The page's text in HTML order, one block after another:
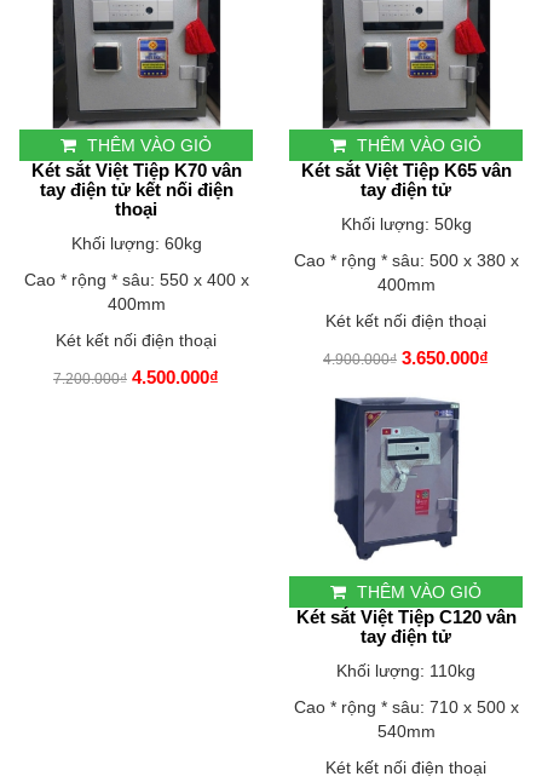
THÊM VÀO GIỎ
Két sắt Việt Tiệp K70 vân
tay điện tử kết nối điện
thoại
Khối lượng: 60kg
Cao * rộng * sâu: 550 x 400 x
400mm
Két kết nối điện thoại
7.200.000₫ 4.500.000₫
THÊM VÀO GIỎ
Két sắt Việt Tiệp K65 vân
tay điện tử
Khối lượng: 50kg
Cao * rộng * sâu: 500 x 380 x
400mm
Két kết nối điện thoại
4.900.000₫ 3.650.000₫
THÊM VÀO GIỎ
Két sắt Việt Tiệp C120 vân
tay điện tử
Khối lượng: 110kg
Cao * rộng * sâu: 710 x 500 x
540mm
Két kết nối điện thoại